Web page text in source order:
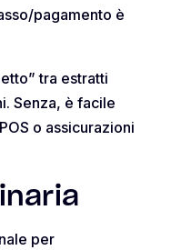
pagamento è
tra estratti
Senza, è facile
o assicurazioni
per